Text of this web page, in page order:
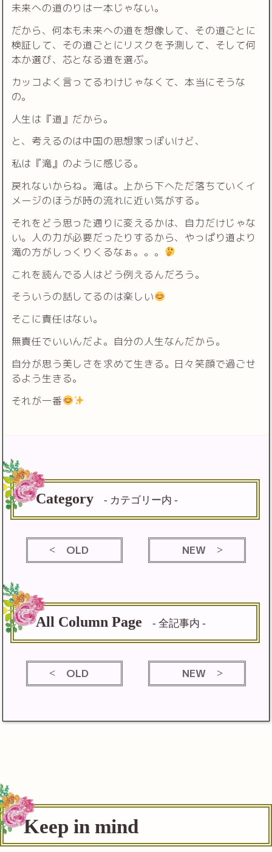
未来への道のりは一本じゃない。
だから、何本も未来への道を想像して、その道ごとに
検証して、その道ごとにリスクを予測して、そして何
本か選び、芯となる道を選ぶ。
カッコよく言ってるわけじゃなくて、本当にそうな
の。
人生は『道』だから。
と、考えるのは中国の思想家っぽいけど、
私は『滝』のように感じる。
戻れないからね。滝は。上から下へただ落ちていくイ
メージのほうが時の流れに近い気がする。
それをどう思った通りに変えるかは、自力だけじゃな
い。人の力が必要だったりするから、やっぱり道より
滝の方がしっくりくるなぁ。。。
これを読んでる人はどう例えるんだろう。
そういうの話してるのは楽しい
そこに責任はない。
無責任でいいんだよ。自分の人生なんだから。
自分が思う美しさを求めて生きる。日々笑顔で過ごせ
るよう生きる。
それが一番
Category - カテゴリー内 -
OLD NEW
All Column Page - 全記事内 -
OLD NEW
Keep in mind